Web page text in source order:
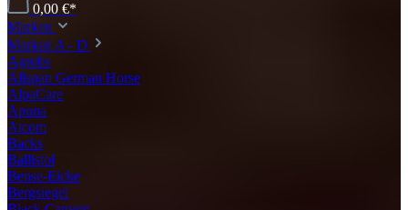
0,00 €*
Marken
Marken A - D
Agrobs
Allspan German Horse
AlpaCare
Apuna
Atcom
Backs
Ballistol
Bense-Eicke
Bergsiegel